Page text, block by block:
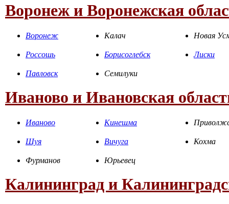
Воронеж и Воронежская
Воронеж Калач Новая
Россошь Борисоглебск Лиски
Павловск Семилуки
Иваново и Ивановская
Иваново Кинешма
Шуя Вичуга Кохма
Фурманов Юрьевец
Калининград и